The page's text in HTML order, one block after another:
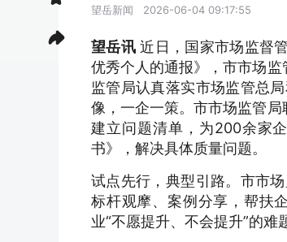
望岳新闻 2026-06-04 09:17:55
望岳讯近日，国家市场监督
优秀个人的通报》，市市场
监管局认真落实市场监管总
像，一企一策。市市场监管
建立问题清单，为200余家
书》，解决具体质量问题。
试点先行，典型引路。市市
标杆观摩、案例分享，帮扶
业“不愿提升、不会提升”的难